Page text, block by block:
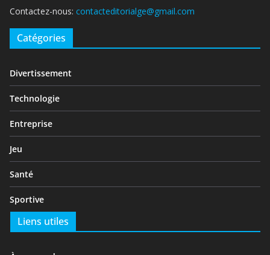
Contactez-nous: contacteditorialge@gmail.com
Catégories
Divertissement
Technologie
Entreprise
Jeu
Santé
Sportive
Liens utiles